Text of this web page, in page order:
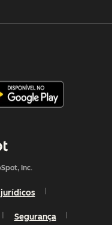
Inc.
Segurança